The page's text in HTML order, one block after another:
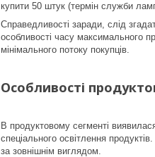
купити 50 штук (термін служби
Справедливості заради, слід
особливості часу максимального
мінімального потоку покупців.
Особливості
В продуктовому сегменті
спеціального освітлення
за зовнішнім виглядом.